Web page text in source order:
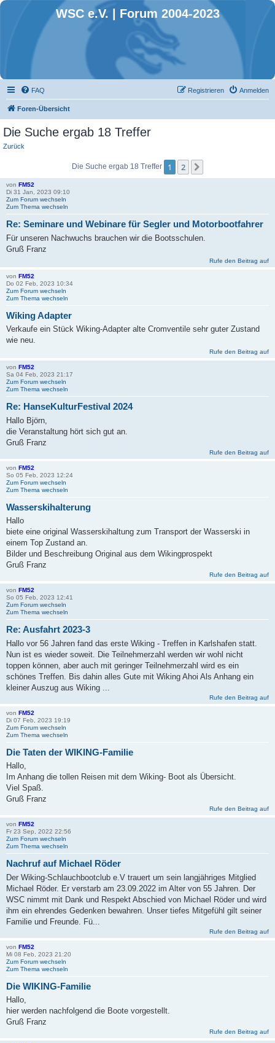
WSC e.V. | Forum 2004-2023
FAQ Anmelden
Registrieren
Foren-Übersicht
Die Suche ergab 18 Treffer
Zurück
Die Suche ergab 18 Treffer 1 2
von FM52
Di 31 Jan, 2023 09:10
Zum Forum wechseln
Zum Thema wechseln
Re: Seminare und Webinare für Segler und Motorbootfahrer
Für unseren Nachwuchs brauchen wir die Bootsschulen.
Gruß Franz
Rufe den Beitrag auf
von FM52
Do 02 Feb, 2023 10:34
Zum Forum wechseln
Zum Thema wechseln
Wiking Adapter
Verkaufe ein Stück Wiking-Adapter alte Cromventile sehr guter Zustand
wie neu.
Rufe den Beitrag auf
von FM52
Sa 04 Feb, 2023 21:17
Zum Forum wechseln
Zum Thema wechseln
Re: HanseKulturFestival 2024
Hallo Björn,
die Veranstaltung hört sich gut an.
Gruß Franz
Rufe den Beitrag auf
von FM52
So 05 Feb, 2023 12:24
Zum Forum wechseln
Zum Thema wechseln
Wasserskihalterung
Hallo
biete eine original Wasserskihaltung zum Transport der Wasserski in
einem Top Zustand an.
Bilder und Beschreibung Original aus dem Wikingprospekt
Gruß Franz
Rufe den Beitrag auf
von FM52
So 05 Feb, 2023 12:41
Zum Forum wechseln
Zum Thema wechseln
Re: Ausfahrt 2023-3
Hallo vor 56 Jahren fand das erste Wiking - Treffen in Karlshafen statt.
Nun ist es wieder soweit. Die Teilnehmerzahl werden wir wohl nicht
toppen können, aber auch mit geringer Teilnehmerzahl wird es ein
schönes Treffen. Bis dahin alles Gute mit Wiking Ahoi Als Anhang ein
kleiner Auszug aus Wiking ...
Rufe den Beitrag auf
von FM52
Di 07 Feb, 2023 19:19
Zum Forum wechseln
Zum Thema wechseln
Die Taten der WIKING-Familie
Hallo,
Im Anhang die tollen Reisen mit dem Wiking- Boot als Übersicht.
Viel Spaß.
Gruß Franz
Rufe den Beitrag auf
von FM52
Fr 23 Sep, 2022 22:56
Zum Forum wechseln
Zum Thema wechseln
Nachruf auf Michael Röder
Der Wiking-Schlauchbootclub e.V trauert um sein langjähriges Mitglied
Michael Röder. Er verstarb am 23.09.2022 im Alter von 55 Jahren. Der
WSC nimmt mit Dank und Respekt Abschied von Michael Röder und wird
ihm ein ehrendes Gedenken bewahren. Unser tiefes Mitgefühl gilt seiner
Familie und Freunde. Fü...
Rufe den Beitrag auf
von FM52
Mi 08 Feb, 2023 21:20
Zum Forum wechseln
Zum Thema wechseln
Die WIKING-Familie
Hallo,
hier werden nachfolgend die Boote vorgestellt.
Gruß Franz
Rufe den Beitrag auf